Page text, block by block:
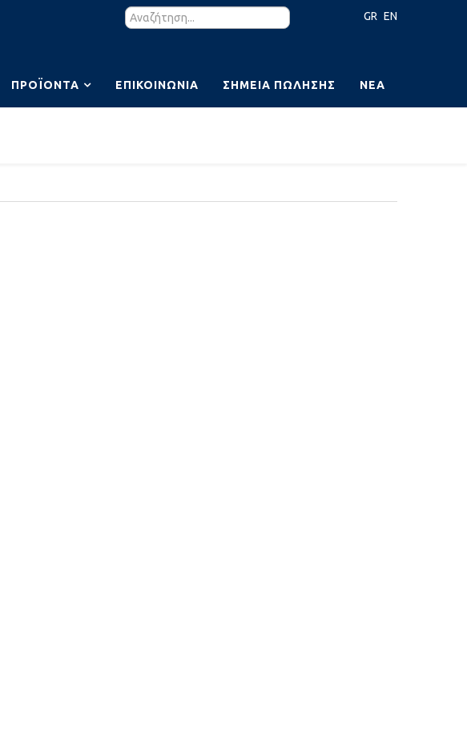
GR EN
ΠΡΟΪΌΝΤΑ ΕΠΙΚΟΙΝΩΝΊΑ ΣΗΜΕΊΑ ΠΏΛΗΣΗΣ ΝΈΑ